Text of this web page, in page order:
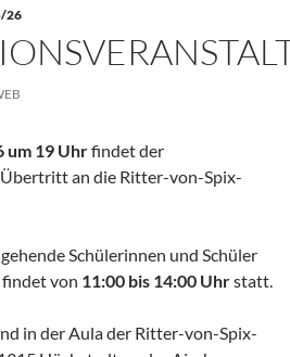
26
um 19 Uhrfindet der
an die Ritter-von-Spix-
Schülerinnen und Schüler
findet von 11:00 bis 14:00 Uhrstatt.
in der Aula der Ritter-von-Spix-